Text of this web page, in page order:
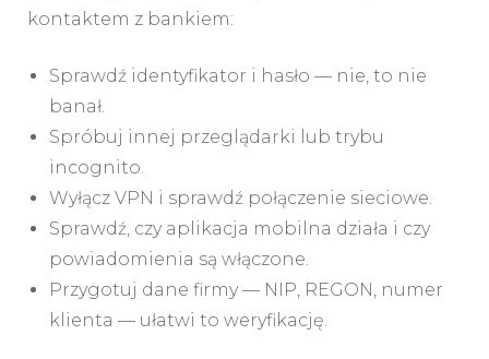
kontaktem z bankiem:
Sprawdź identyfikator i hasło — nie, to nie
banał.
Spróbuj innej przeglądarki lub trybu
incognito.
Wyłącz VPN i sprawdź połączenie sieciowe.
Sprawdź, czy aplikacja mobilna działa i czy
powiadomienia są włączone.
Przygotuj dane firmy — NIP, REGON, numer
klienta — ułatwi to weryfikację.